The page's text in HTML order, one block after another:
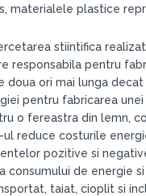
materialele plastice
stiintifica
responsabila pentru
doua ori mai lunga
pentru fabricarea
o fereastra din lemn,
ul reduce costurile
pozitive si
consumului de energie
taiat, cioplit si